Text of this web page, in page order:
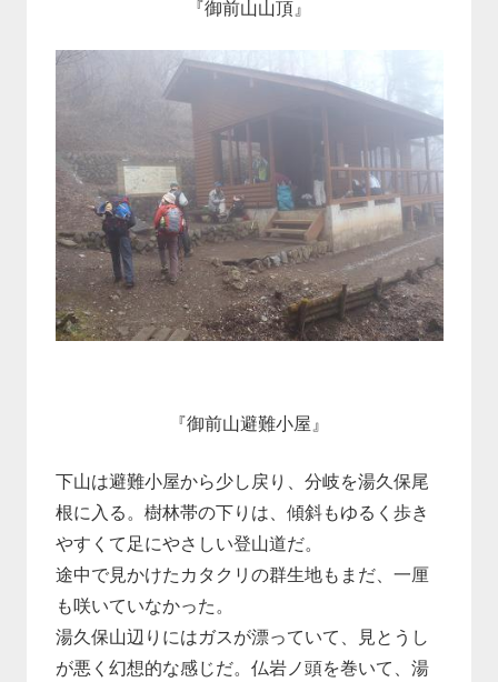
『御前山山頂』
『御前山避難小屋』
下山は避難小屋から少し戻り、分岐を湯久保尾
根に入る。樹林帯の下りは、傾斜もゆるく歩き
やすくて足にやさしい登山道だ。
途中で見かけたカタクリの群生地もまだ、一厘
も咲いていなかった。
湯久保山辺りにはガスが漂っていて、見とうし
が悪く幻想的な感じだ。仏岩ノ頭を巻いて、湯